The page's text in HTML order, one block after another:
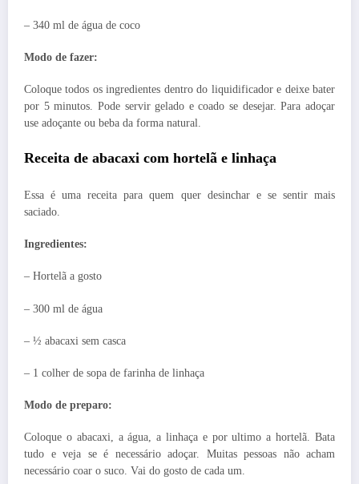
– 340 ml de água de coco
Modo de fazer:
Coloque todos os ingredientes dentro do liquidificador e deixe bater
por 5 minutos. Pode servir gelado e coado se desejar. Para adoçar
use adoçante ou beba da forma natural.
Receita de abacaxi com hortelã e linhaça
Essa é uma receita para quem quer desinchar e se sentir mais
saciado.
Ingredientes:
– Hortelã a gosto
– 300 ml de água
– ½ abacaxi sem casca
– 1 colher de sopa de farinha de linhaça
Modo de preparo:
Coloque o abacaxi, a água, a linhaça e por ultimo a hortelã. Bata
tudo e veja se é necessário adoçar. Muitas pessoas não acham
necessário coar o suco. Vai do gosto de cada um.